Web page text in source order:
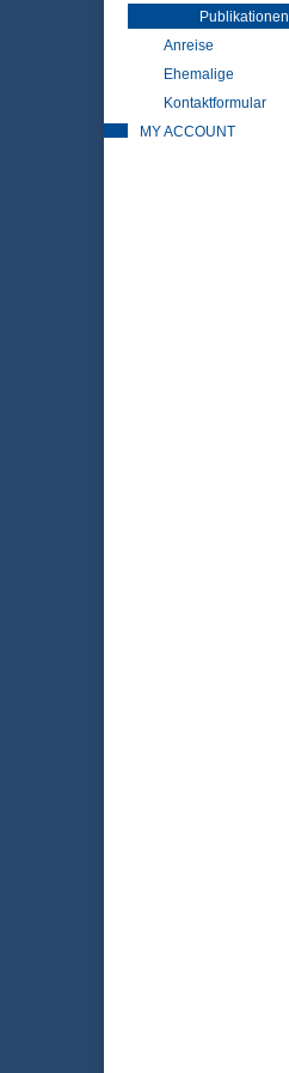
Publikationen
Anreise
Ehemalige
Kontaktformular
MY ACCOUNT